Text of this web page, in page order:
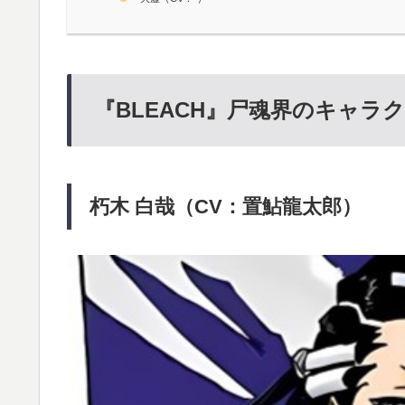
『BLEACH』尸魂界のキャラ
朽木 白哉（CV：置鮎龍太郎）